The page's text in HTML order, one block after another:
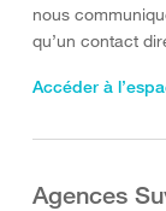
nous
qu’un contact
Accéder à
Agences